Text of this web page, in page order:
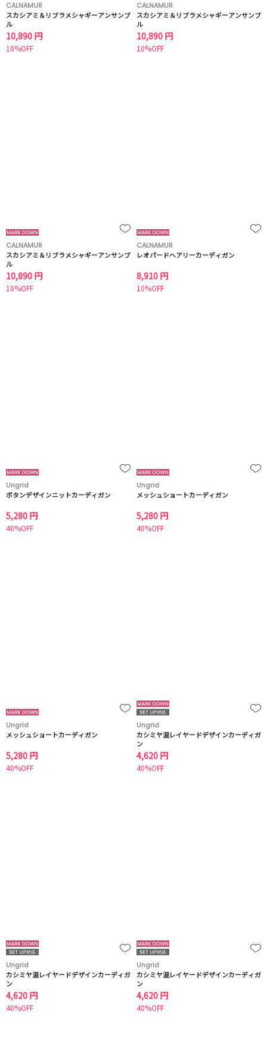
CALNAMUR
スカシアミ＆リブラメシャギーアンサンブ
ル
10,890 円
10%OFF
CALNAMUR
スカシアミ＆リブラメシャギーアンサンブ
ル
10,890 円
10%OFF
CALNAMUR
スカシアミ＆リブラメシャギーアンサンブ
ル
10,890 円
10%OFF
CALNAMUR
レオパードヘアリーカーディガン
8,910 円
10%OFF
Ungrid
ボタンデザインニットカーディガン
5,280 円
40%OFF
Ungrid
メッシュショートカーディガン
5,280 円
40%OFF
Ungrid
メッシュショートカーディガン
5,280 円
40%OFF
Ungrid
カシミヤ混レイヤードデザインカーディガ
ン
4,620 円
40%OFF
Ungrid
カシミヤ混レイヤードデザインカーディガ
ン
4,620 円
40%OFF
Ungrid
カシミヤ混レイヤードデザインカーディガ
ン
4,620 円
40%OFF